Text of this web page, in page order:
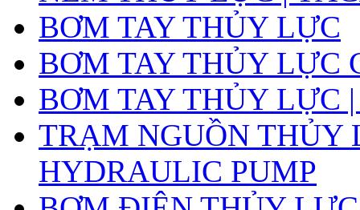
BƠM TAY THỦY LỰC
BƠM TAY THỦY LỰC
BƠM TAY THỦY LỰC
TRẠM NGUỒN THỦY
HYDRAULIC PUMP